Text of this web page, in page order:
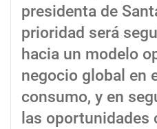
presidenta de
prioridad será
hacia un modelo
negocio global en
consumo, y en
las oportunidades